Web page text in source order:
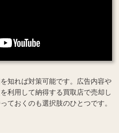
知れば対策可能です。広告内容や
利用して納得する買取店で売却し
ておくのも選択肢のひとつです。